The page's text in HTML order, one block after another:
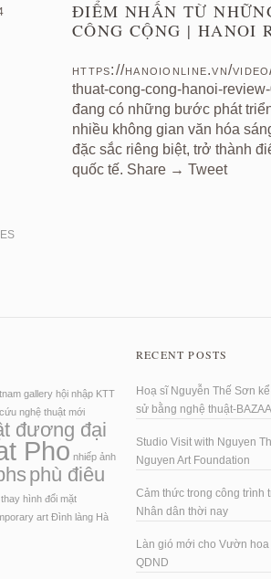
ĐIỂM NHẤN TỪ
CÔNG CỘNG | HANOI
https://hanoionline.vn/
thuat-cong-cong-hanoi-
đang có những bước phát
nhiều không gian văn hóa
đặc sắc riêng biệt, trở thành
quốc tế. Share → Tweet
gallery hội nhập KTT
nghệ thuật mới
đương đại
Pho nhiếp ảnh
phù điêu
thay hình đổi mặt
art Đình làng Hà
RECENT POSTS
Hoạ sĩ Nguyễn Thế Sơn
sử bằng nghệ thuật-
Studio Visit with Nguyen
Nguyen Art Foundation
Cảm thức trong công trình
Nhân dân thời nay
Làn gió mới cho Vườn
QDND